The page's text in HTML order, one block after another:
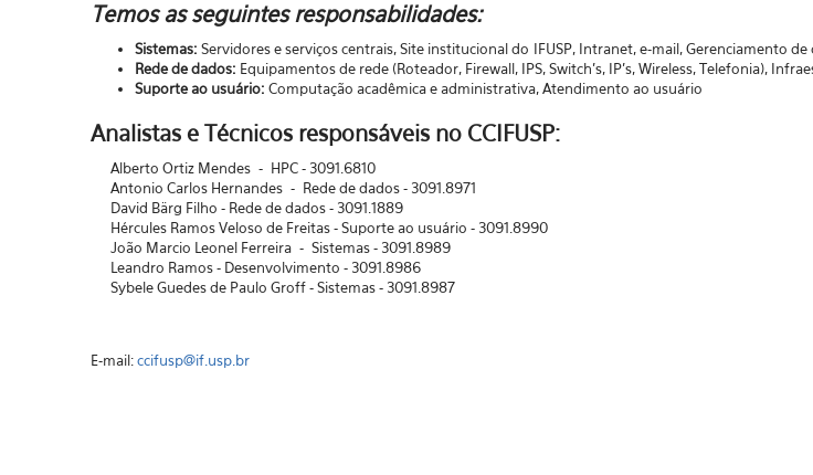
Temos as seguintes responsabilidades:
Sistemas: Servidores e serviços centrais, Site institucional do IFUSP, Intranet, e-mail, Gerenciamento
Rede de dados: Equipamentos de rede (Roteador, Firewall, IPS, Switch's, IP's, Wireless, Telefonia),
Suporte ao usuário: Computação acadêmica e administrativa, Atendimento ao usuário
Analistas e Técnicos responsáveis no CCIFUSP:
Alberto Ortiz Mendes - HPC - 3091.6810
Antonio Carlos Hernandes - Rede de dados - 3091.8971
David Bärg Filho - Rede de dados - 3091.1889
Hércules Ramos Veloso de Freitas - Suporte ao usuário - 3091.8990
João Marcio Leonel Ferreira - Sistemas - 3091.8989
Leandro Ramos - Desenvolvimento - 3091.8986
Sybele Guedes de Paulo Groff - Sistemas - 3091.8987
E-mail:ccifusp@if.usp.br